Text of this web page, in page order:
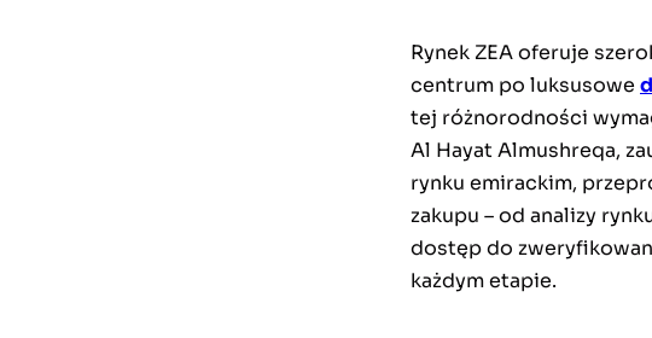
Rynek ZEA oferuje
centrum po luksusowe
tej różnorodności
Al Hayat Almushreqa,
rynku emirackim,
zakupu – od analizy
dostęp do
każdym etapie.